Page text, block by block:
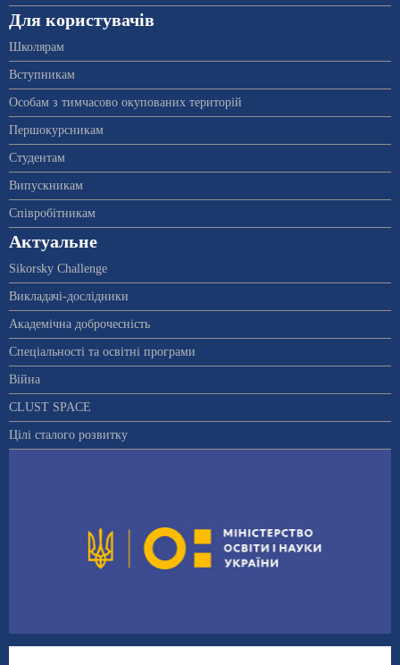
Для користувачів
Школярам
Вступникам
Особам з тимчасово окупованих територій
Першокурсникам
Студентам
Випускникам
Співробітникам
Актуальне
Sikorsky Challenge
Викладачі-дослідники
Академічна доброчесність
Спеціальності та освітні програми
Війна
CLUST SPACE
Цілі сталого розвитку